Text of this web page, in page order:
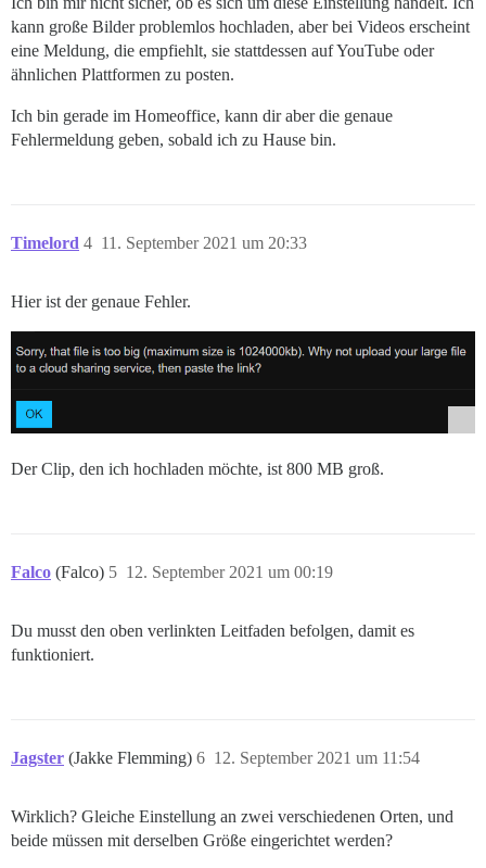
kann große Bilder problemlos hochladen, aber bei Videos erscheint
eine Meldung, die empfiehlt, sie stattdessen auf YouTube oder
ähnlichen Plattformen zu posten.
Ich bin gerade im Homeoffice, kann dir aber die genaue
Fehlermeldung geben, sobald ich zu Hause bin.
Timelord 11. September 2021 um 20:33
4
Hier ist der genaue Fehler.
Der Clip, den ich hochladen möchte, ist 800 MB groß.
Falco (Falco) 12. September 2021 um 00:19
5
Du musst den oben verlinkten Leitfaden befolgen, damit es
funktioniert.
Jagster (Jakke Flemming) 12. September 2021 um 11:54
6
Wirklich? Gleiche Einstellung an zwei verschiedenen Orten, und
beide müssen mit derselben Größe eingerichtet werden?